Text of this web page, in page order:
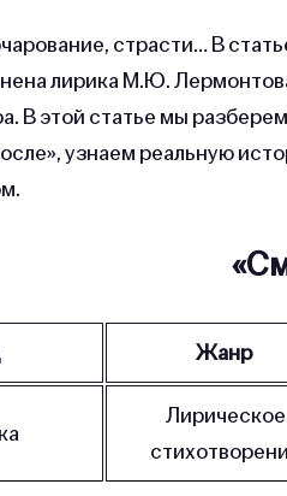
страсти… В
лирика М.Ю.
В этой статье мы
узнаем реальную
Жанр
Лирическое